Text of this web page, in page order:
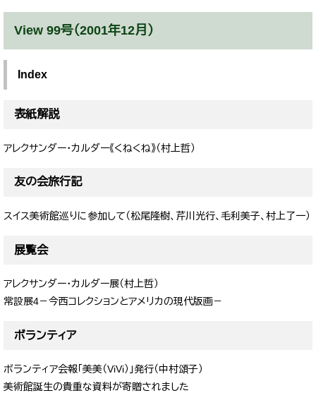
View 99号（2001年12月）
Index
表紙解説
アレクサンダー・カルダー《くねくね》（村上哲）
友の会旅行記
スイス美術館巡りに参加して（松尾隆樹、芹川光行、毛利美子、村上了一）
展覧会
アレクサンダー・カルダー展（村上哲）
常設展4－今西コレクションとアメリカの現代版画－
ボランティア
ボランティア会報「美美（ViVi）」発行（中村頌子）
美術館誕生の貴重な資料が寄贈されました